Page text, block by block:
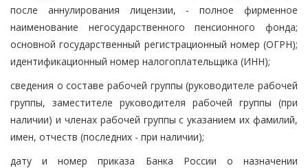
после аннулирования лицензии, - полное фирменное
наименование негосударственного пенсионного фонда;
основной государственный регистрационный номер (ОГРН);
идентификационный номер налогоплательщика (ИНН);
сведения о составе рабочей группы (руководителе рабочей
группы, заместителе руководителя рабочей группы (при
наличии) и членах рабочей группы с указанием их фамилий,
имен, отчеств (последних - при наличии);
дату и номер приказа Банка России о назначении